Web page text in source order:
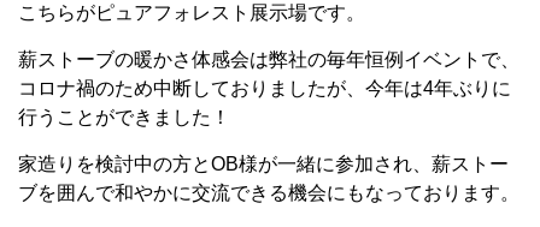
こちらがピュアフォレスト展示場です。
薪ストーブの暖かさ体感会は弊社の毎年恒例イベントで、
コロナ禍のため中断しておりましたが、今年は4年ぶりに
行うことができました！
家造りを検討中の方とOB様が一緒に参加され、薪ストー
ブを囲んで和やかに交流できる機会にもなっております。